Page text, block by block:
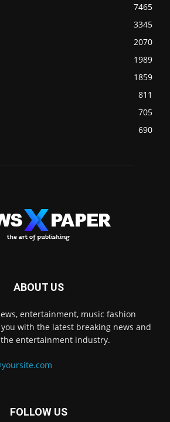
7465
3345
2070
1989
1859
811
705
690
ABOUT US
entertainment, music fashion
with the latest breaking news and
entertainment industry.
FOLLOW US